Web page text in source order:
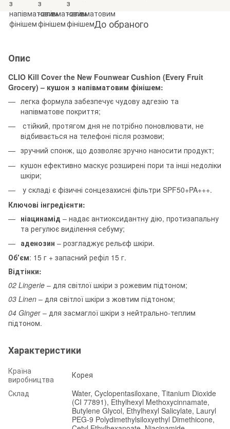
До обраного
Опис
CLIO Kill Cover the New Founwear Cushion (Every Fruit
Grocery) – кушон з напівматовим фінішем:
легка формула забезпечує чудову адгезію та
напівматове покриття;
стійкий, протягом дня не потрібно поновлювати, не
відбивається на телефоні після розмови;
зручний спонж, що дозволяє зручно наносити продукт;
кушон ефективно маскує розширені пори та інші недоліки
шкіри;
у складі є фізичні сонцезахисні фільтри SPF50+PA+++.
Ключові інгредієнти:
ніацинамід – надає антиоксидантну дію, протизапальну
та регулює виділення себуму;
аденозин – розгладжує рельєф шкіри.
Обʼєм: 15 г + запасний рефіл 15 г.
Відтінки:
02 Lingerie – для світлої шкіри з рожевим підтоном;
03 Linen – для світлої шкіри з жовтим підтоном;
04 Ginger – для засмаглої шкіри з нейтрально-теплим
підтоном.
Характеристики
Країна
виробництва
Корея
Склад
Water, Cyclopentasiloxane, Titanium Dioxide
(CI 77891), Ethylhexyl Methoxycinnamate,
Butylene Glycol, Ethylhexyl Salicylate, Lauryl
PEG-9 Polydimethylsiloxyethyl Dimethicone,